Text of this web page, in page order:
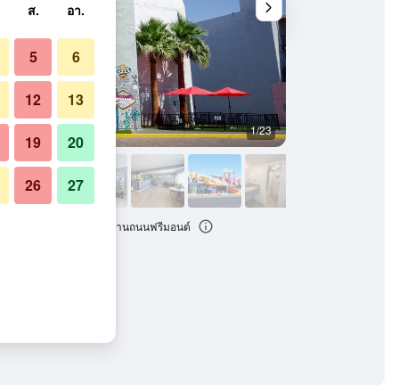
1/23
ลาสเวกัส นอร์ทสตริป/ย่านถนนฟรีมอนต์
ส. อา.
5 6
12 13
19 20
26 27